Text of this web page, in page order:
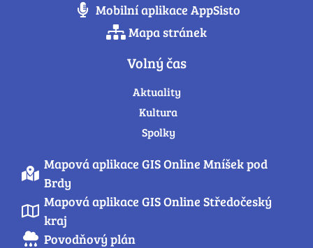
Mobilní aplikace AppSisto
Mapa stránek
Volný čas
Aktuality
Kultura
Spolky
Mapová aplikace GIS Online Mníšek pod
Brdy
Mapová aplikace GIS Online Středočeský
kraj
Povodňový plán